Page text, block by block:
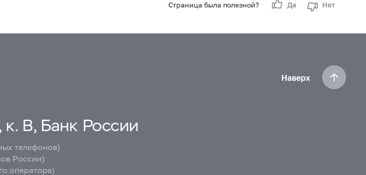
Страница была полезной? Да Нет
Наверх
к. В, Банк России
телефонов)
России)
оператора)